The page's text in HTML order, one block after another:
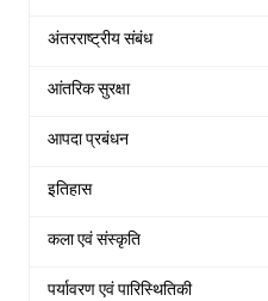
अंतरराष्ट्रीय संबंध
आंतरिक सुरक्षा
आपदा प्रबंधन
इतिहास
कला एवं संस्कृति
पर्यावरण एवं पारिस्थितिकी